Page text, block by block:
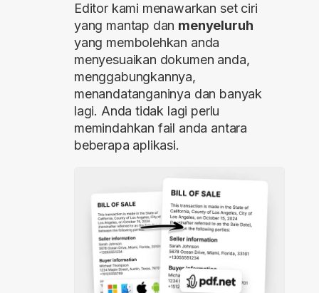
Editor kami menawarkan set ciri
yang mantap dan menyeluruh
yang membolehkan anda
menyesuaikan dokumen anda,
menggabungkannya,
menandatanganinya dan banyak
lagi. Anda tidak lagi perlu
memindahkan fail anda antara
beberapa aplikasi.